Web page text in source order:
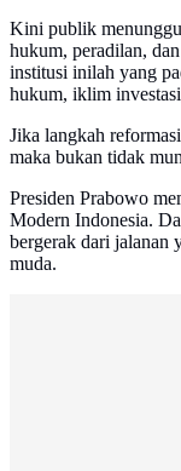
Kini publik
hukum, peradilan,
institusi inilah yang
hukum, iklim
Jika langkah
maka bukan tidak
Presiden Prabowo
Modern Indonesia.
bergerak dari jalanan
muda.